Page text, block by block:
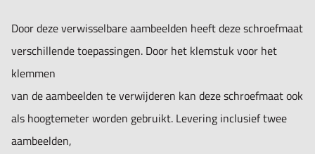
Door deze verwisselbare aambeelden heeft deze schroefmaat
verschillende toepassingen. Door het klemstuk voor het
klemmen
van de aambeelden te verwijderen kan deze schroefmaat ook
als hoogtemeter worden gebruikt. Levering inclusief twee
aambeelden,